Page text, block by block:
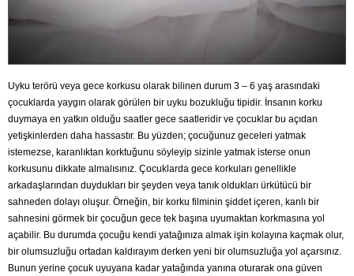
Uyku terörü veya gece korkusu olarak bilinen durum 3 – 6 yaş arasındaki
çocuklarda yaygın olarak görülen bir uyku bozukluğu tipidir. İnsanın korku
duymaya en yatkın olduğu saatler gece saatleridir ve çocuklar bu açıdan
yetişkinlerden daha hassastır. Bu yüzden; çocuğunuz geceleri yatmak
istemezse, karanlıktan korktuğunu söyleyip sizinle yatmak isterse onun
korkusunu dikkate almalısınız. Çocuklarda gece korkuları genellikle
arkadaşlarından duydukları bir şeyden veya tanık oldukları ürkütücü bir
sahneden dolayı oluşur. Örneğin, bir korku filminin şiddet içeren, kanlı bir
sahnesini görmek bir çocuğun gece tek başına uyumaktan korkmasına yol
açabilir. Bu durumda çocuğu kendi yatağınıza almak işin kolayına kaçmak olur,
bir olumsuzluğu ortadan kaldırayım derken yeni bir olumsuzluğa yol açarsınız.
Bunun yerine çocuk uyuyana kadar yatağında yanına oturarak ona güven